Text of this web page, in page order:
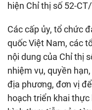
hiện Chỉ thị số 52-
Các cấp ủy, tổ chức
quốc Việt Nam, các
nội dung của Chỉ thị
nhiệm vụ, quyền
địa phương, đơn vị
hoạch triển khai